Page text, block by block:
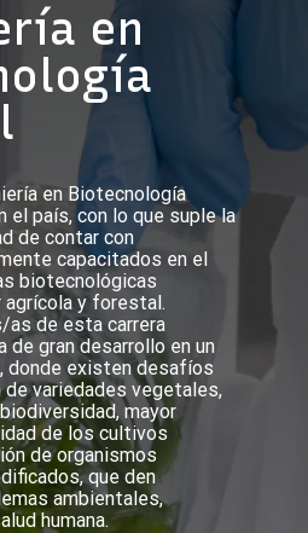
en
en Biotecnología
el país, con lo que suple la
de contar con
capacitados en el
biotecnológicas
y forestal.
de esta carrera
de gran desarrollo en un
donde existen desafíos
de variedades vegetales,
mayor
de los cultivos
de organismos
que den
ambientales,
humana.